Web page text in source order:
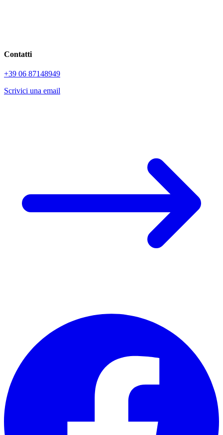
Contatti
+39 06 87148949
Scrivici una email